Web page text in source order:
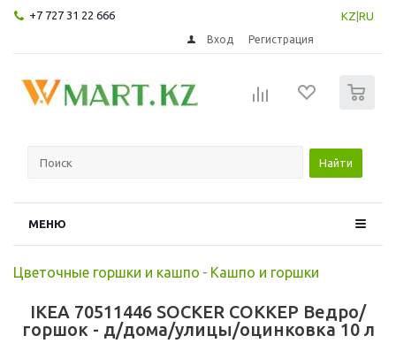
+7 727 31 22 666 KZ RU
Вход Регистрация
Найти
МЕНЮ
Цветочные горшки и кашпо - Кашпо и горшки
IKEA 70511446 SOCKER СОККЕР Ведро/
горшок - д/дома/улицы/оцинковка 10 л